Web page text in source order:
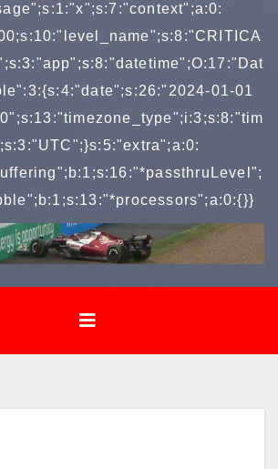
01-01